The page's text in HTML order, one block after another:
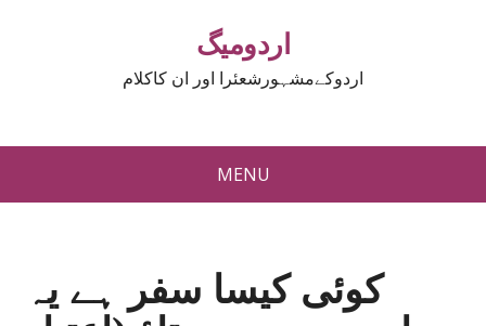
اردومیگ
اردوکےمشہورشعئرا اور ان کاکلام
MENU
کوئی کیسا سفر ہے یہ